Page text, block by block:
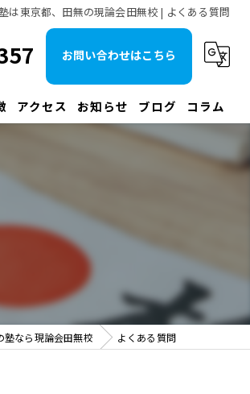
は東京都、田無の現論会田無校 | よくある質問
お問い合わせはこちら
アクセス お知らせ ブログ コラム
塾なら現論会田無校 よくある質問